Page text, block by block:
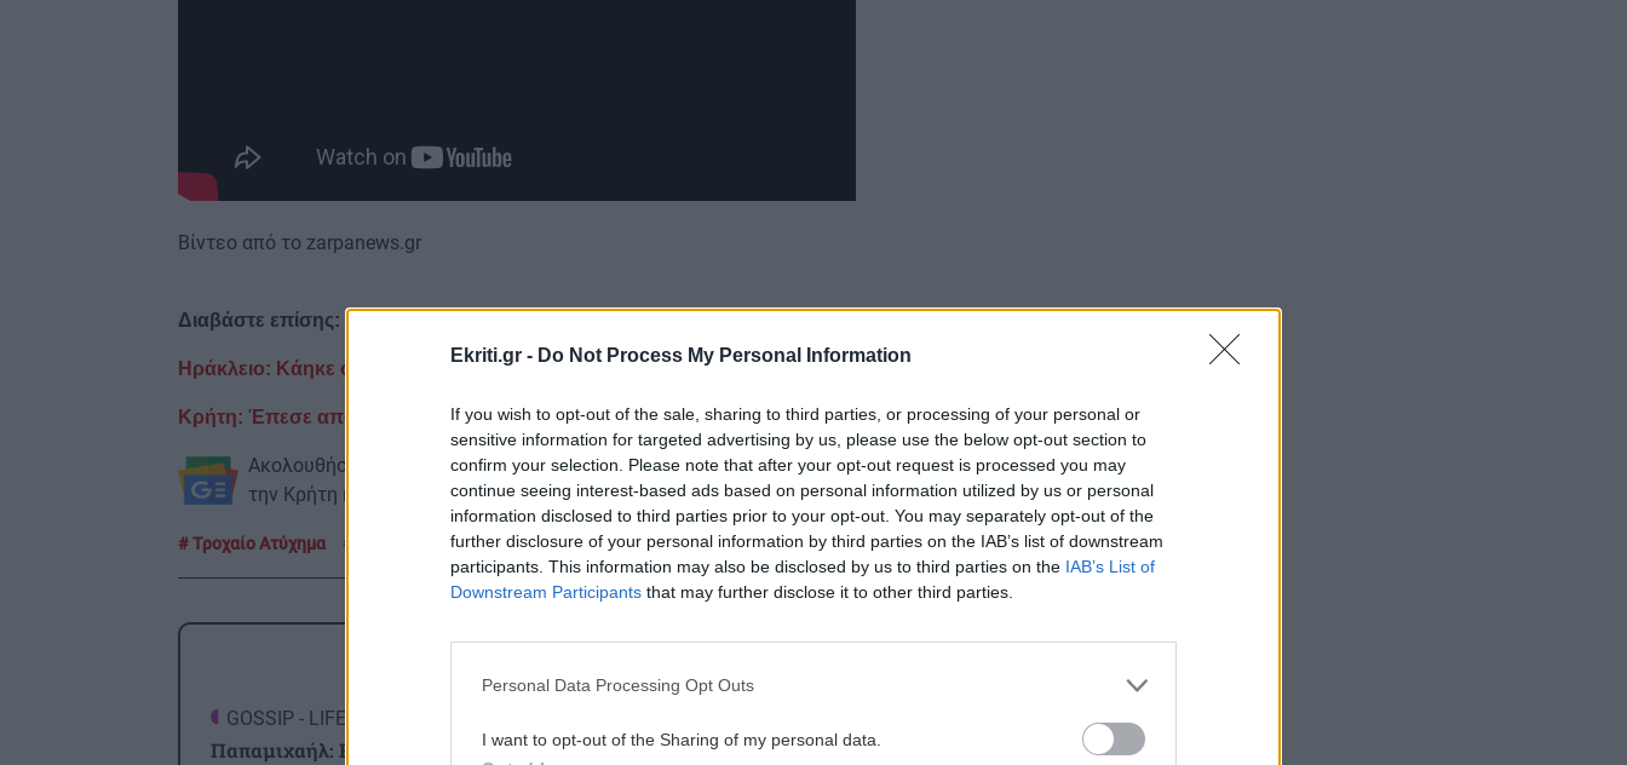
Ekriti.gr - Do Not Process My Personal Information
If you wish to opt-out of the sale, sharing to third parties, or processing of your personal or
sensitive information for targeted advertising by us, please use the below opt-out section to
confirm your selection. Please note that after your opt-out request is processed you may
continue seeing interest-based ads based on personal information utilized by us or personal
information disclosed to third parties prior to your opt-out. You may separately opt-out of the
further disclosure of your personal information by third parties on the IAB’s list of downstream
participants. This information may also be disclosed by us to third parties on the IAB’s List of
Downstream Participants that may further disclose it to other third parties.
Personal Data Processing Opt Outs
I want to opt-out of the Sharing of my personal data.
Βίντεο από το zarpanews.gr
Διαβάστε επίσης:
Ηράκλειο: Κάηκε ολοσχερώς σταθμευμένο ΙΧ - Ζημιές σε ένα ακόμα
Κρήτη: Έπεσε από τον 2ο όροφο - Νεκρός ένας άνδρας
Ακολουθήστε το ekriti.gr στοGoogle Newsκαι μάθετε πρώτοι όλες τις ειδήσεις για
την Κρήτη και όχι μόνο.
Τροχαίο Ατύχημα Πυροσβεστική Υπηρεσία
GOSSIP - LIFESTYLE
Παπαμιχαήλ: Η ανάρτηση της Φίνος
ΟΦΗ: Συμφωνία με τον Ιταλό αμυντικό